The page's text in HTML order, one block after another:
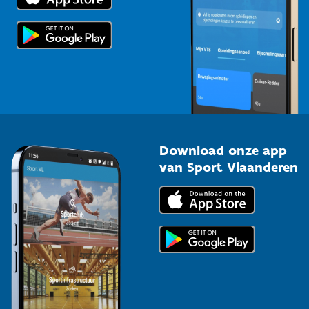
Topsporters
Download onze app
van Sport Vlaanderen